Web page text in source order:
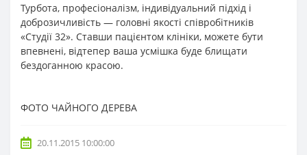
Турбота, професіоналізм, індивідуальний підхід і
доброзичливість — головні якості співробітників
«Студії 32». Ставши пацієнтом клініки, можете бути
впевнені, відтепер ваша усмішка буде блищати
бездоганною красою.
ФОТО ЧАЙНОГО ДЕРЕВА
20.11.2015 10:00:00